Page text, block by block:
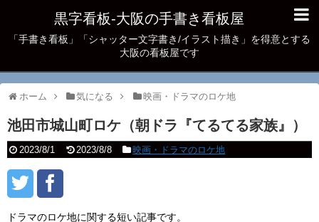
黒字看板‐大阪の手書き看板屋
「手書き看板」「シャッター文字書き/イラスト描き」を得意とする
大阪の看板屋です
ホーム 気になる 映画・ドラマのロケ地
池田市城山町ロケ（朝ドラ『てるてる家族』）
2023/8/1 2023/8/8 映画・ドラマのロケ地
ドラマのロケ地に関する短い記事です。